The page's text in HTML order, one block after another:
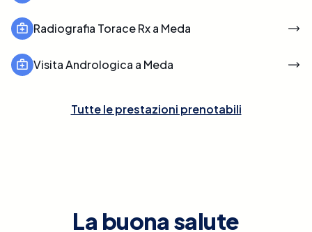
Radiografia Torace Rx a Meda
Visita Andrologica a Meda
Tutte le prestazioni prenotabili
La buona salute